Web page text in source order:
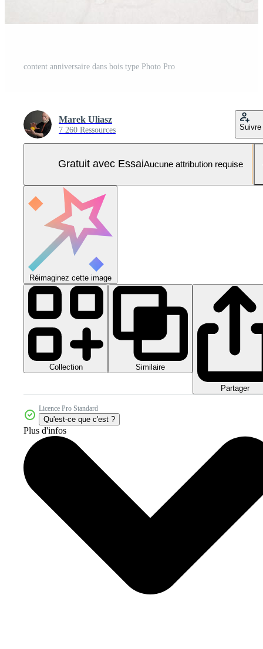
content anniversaire dans bois type Photo Pro
Marek Uliasz
7 260 Ressources Suivre
Gratuit avec EssaiAucune attribution requise
Réimaginez cette image
Collection Similaire
Partager
Licence Pro Standard
Qu'est-ce que c'est ?
Plus d'infos